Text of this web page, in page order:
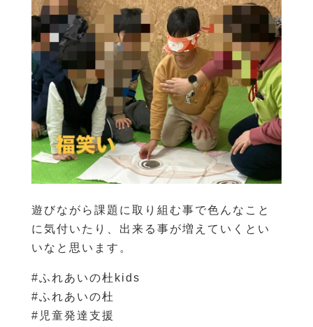
遊びながら課題に取り組む事で色んなこと
に気付いたり、出来る事が増えていくとい
いなと思います。
#ふれあいの杜kids
#ふれあいの杜
#児童発達支援